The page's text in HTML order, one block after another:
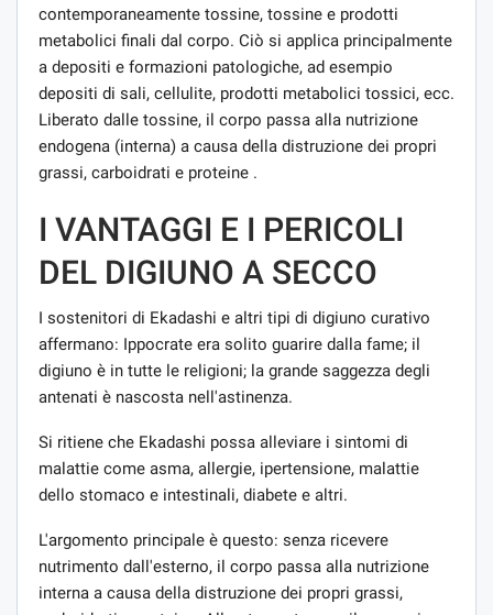
contemporaneamente tossine, tossine e prodotti
metabolici finali dal corpo. Ciò si applica principalmente
a depositi e formazioni patologiche, ad esempio
depositi di sali, cellulite, prodotti metabolici tossici, ecc.
Liberato dalle tossine, il corpo passa alla nutrizione
endogena (interna) a causa della distruzione dei propri
grassi, carboidrati e proteine .
I VANTAGGI E I PERICOLI
DEL DIGIUNO A SECCO
I sostenitori di Ekadashi e altri tipi di digiuno curativo
affermano: Ippocrate era solito guarire dalla fame; il
digiuno è in tutte le religioni; la grande saggezza degli
antenati è nascosta nell'astinenza.
Si ritiene che Ekadashi possa alleviare i sintomi di
malattie come asma, allergie, ipertensione, malattie
dello stomaco e intestinali, diabete e altri.
L'argomento principale è questo: senza ricevere
nutrimento dall'esterno, il corpo passa alla nutrizione
interna a causa della distruzione dei propri grassi,